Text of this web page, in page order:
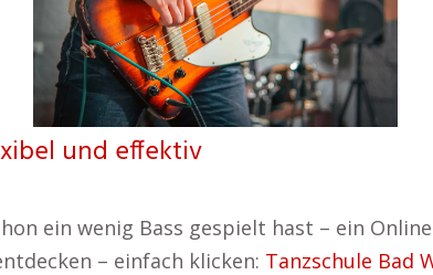
und effektiv
ein wenig Bass gespielt hast – ein
– einfach klicken: Tanzschule Bad